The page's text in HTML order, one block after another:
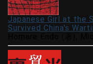
Japanese Girl at the
Survived China's